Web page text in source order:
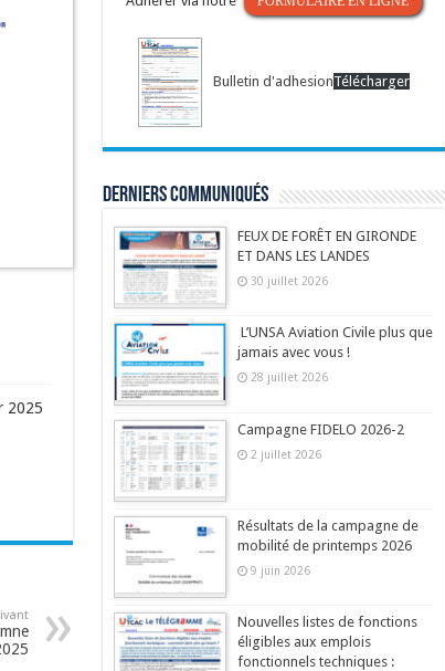
2025
Bulletin d'adhesionTélécharger
Derniers communiqués
FEUX DE FORÊT EN GIRONDE
ET DANS LES LANDES
30 juillet 2026
L’UNSA Aviation Civile plus que
jamais avec vous !
28 juillet 2026
Campagne FIDELO 2026-2
2 juillet 2026
Résultats de la campagne de
mobilité de printemps 2026
9 juin 2026
Nouvelles listes de fonctions
éligibles aux emplois
fonctionnels techniques :